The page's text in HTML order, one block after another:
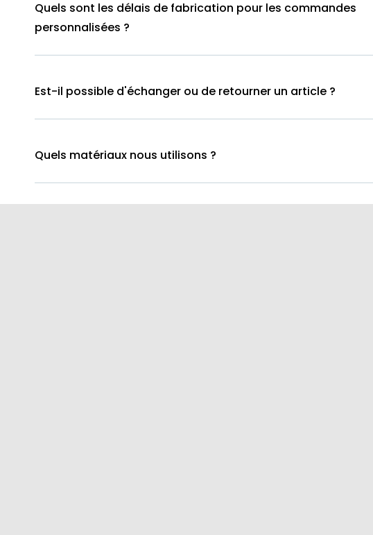
Quels sont les délais de fabrication pour les commandes
personnalisées ?
Est-il possible d'échanger ou de retourner un article ?
Quels matériaux nous utilisons ?